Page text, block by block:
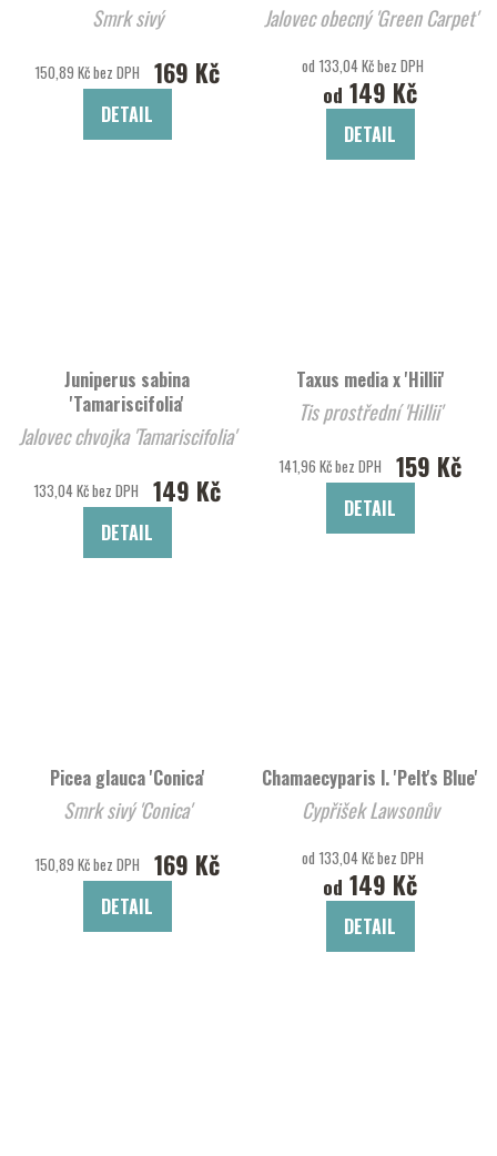
Smrk sivý
150,89 Kč bez DPH 169 Kč
DETAIL
Jalovec obecný 'Green Carpet'
od 133,04 Kč bez DPH
od 149 Kč
DETAIL
Juniperus sabina
'Tamariscifolia'
Jalovec chvojka 'Tamariscifolia'
133,04 Kč bez DPH 149 Kč
DETAIL
Taxus media x 'Hillii'
Tis prostřední 'Hillii'
141,96 Kč bez DPH 159 Kč
DETAIL
Picea glauca 'Conica'
Smrk sivý 'Conica'
150,89 Kč bez DPH 169 Kč
DETAIL
Chamaecyparis l. 'Pelt's Blue'
Cypřišek Lawsonův
od 133,04 Kč bez DPH
od 149 Kč
DETAIL